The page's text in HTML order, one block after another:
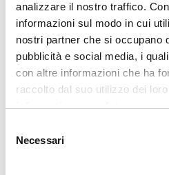
analizzare il nostro traffico.
informazioni sul modo in cui
nostri partner che si occupano
pubblicità e social media, i
con altre informazioni che ha
raccolto dal suo utilizzo dei
informativa completa
delNecessari